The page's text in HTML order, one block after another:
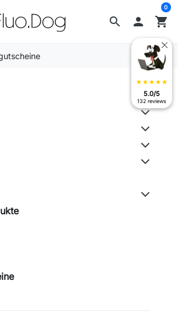
search  shopping_cart
0
star star star star star
5.0/5
132 reviews